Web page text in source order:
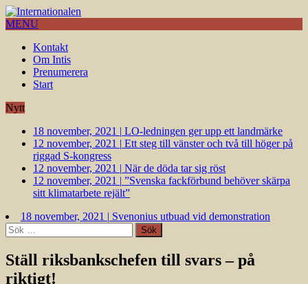
MENU
Kontakt
Om Intis
Prenumerera
Start
Nytt
18 november, 2021 | LO-ledningen ger upp ett landmärke
12 november, 2021 | Ett steg till vänster och två till höger på
riggad S-kongress
12 november, 2021 | När de döda tar sig röst
12 november, 2021 | ”Svenska fackförbund behöver skärpa
sitt klimatarbete rejält”
18 november, 2021 | Svenonius utbuad vid demonstration
Sök
efter:
Ställ riksbankschefen till svars – på
riktigt!